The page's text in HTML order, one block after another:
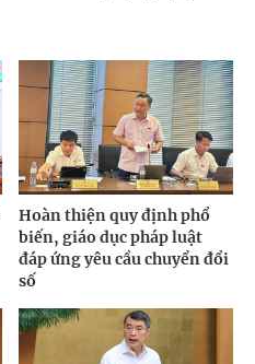
Hoàn thiện quy định phổ
biến, giáo dục pháp luật
đáp ứng yêu cầu chuyển đổi
số